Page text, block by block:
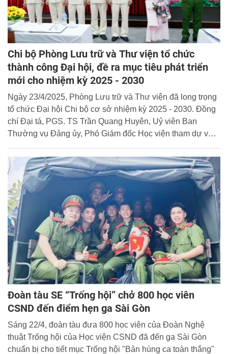
Chi bộ Phòng Lưu trữ và Thư viện tổ chức
thành công Đại hội, đề ra mục tiêu phát triển
mới cho nhiệm kỳ 2025 - 2030
Ngày 23/4/2025, Phòng Lưu trữ và Thư viện đã long trọng
tổ chức Đại hội Chi bộ cơ sở nhiệm kỳ 2025 - 2030. Đồng
chí Đại tá, PGS. TS Trần Quang Huyên, Uỷ viên Ban
Thường vụ Đảng ủy, Phó Giám đốc Học viện tham dự và
Đoàn tàu SE “Trống hội” chở 800 học viên
CSND đến điểm hẹn ga Sài Gòn
Sáng 22/4, đoàn tàu đưa 800 học viên của Đoàn Nghệ
thuật Trống hội của Học viện CSND đã đến ga Sài Gòn
chuẩn bị cho tiết mục Trống hội "Bản hùng ca toàn thắng"